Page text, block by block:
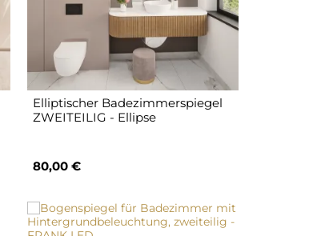
Elliptischer Badezimmerspiegel
ZWEITEILIG - Ellipse
80,00 €